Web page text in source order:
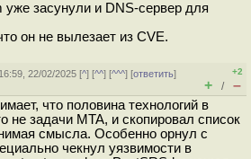
уже засунули и DNS-сервер для
он не вылезает из CVE.
22/02/2025 [^] [^^] [^^^] [ответить]
+2
+ / –
что половина технологий в
не задачи MTA, и скопировал список
смысла. Особенно орнул с
чекнул уязвимости в